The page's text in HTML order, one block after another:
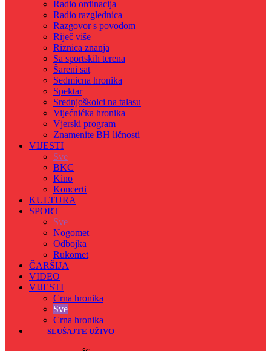
Radio ordinacija
Radio razglednica
Razgovor s povodom
Riječ više
Riznica znanja
Sa sportskih terena
Šareni sat
Sedmicna hronika
Spektar
Srednjoškolci na talasu
Vijećnićka hronika
Vjerski program
Znamenite BH ličnosti
VIJESTI
Sve
BKC
Kino
Koncerti
KULTURA
SPORT
Sve
Nogomet
Odbojka
Rukomet
ČARŠIJA
VIDEO
VIJESTI
Crna hronika
Sve
Crna hronika
SLUŠAJTE UŽIVO